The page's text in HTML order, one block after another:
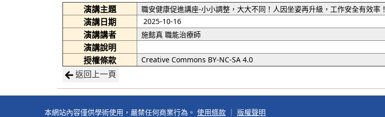
演講主題 職安健康促進講座-小小調整，大大不同！人因坐姿再升級，工作安全有效率！
演講日期 2025-10-16
演講講者 施懿真 職能治療師
演講說明
授權條款
Creative Commons BY-NC-SA 4.0
返回上一頁
本網站內容僅供學術使用，嚴禁任何商業行為。 使用條款 ｜ 版權聲明